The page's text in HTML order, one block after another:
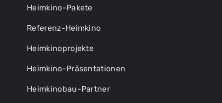
Heimkino-Pakete
Referenz-Heimkino
Heimkinoprojekte
Heimkino-Präsentationen
Heimkinobau-Partner